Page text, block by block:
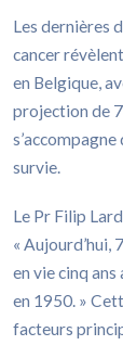
Les dernières
cancer
en Belgique,
projection de
survie.
Le Pr Filip
« Aujourd’hui,
en vie cinq
en 1950. »
facteurs